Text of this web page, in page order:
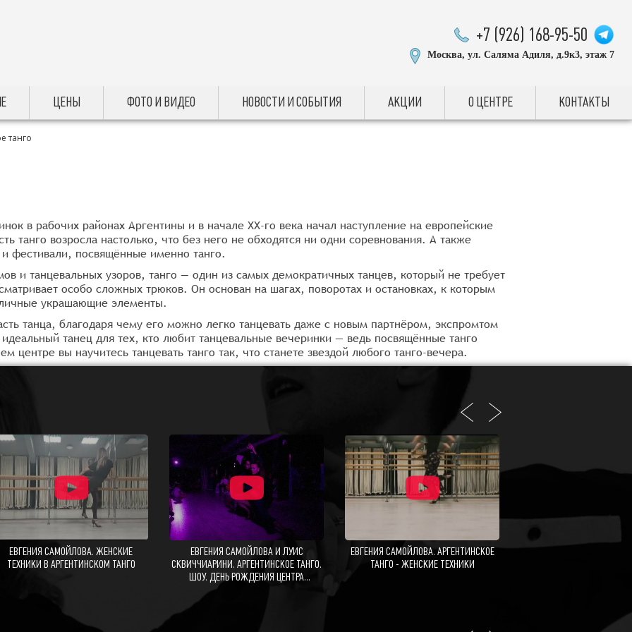
+7 (926) 168-95-50
Москва, ул. Саляма Адиля, д.9к3, этаж 7
ЦЕНЫ ФОТО И ВИДЕО НОВОСТИ И СОБЫТИЯ АКЦИИ О ЦЕНТРЕ КОНТАКТЫ
танго
в рабочих районах Аргентины и в начале ХХ-го века начал наступление на европейские
танго возросла настолько, что без него не обходятся ни одни соревнования. А также
фестивали, посвящённые именно танго.
и танцевальных узоров, танго — один из самых демократичных танцев, который не требует
особо сложных трюков. Он основан на шагах, поворотах и остановках, к которым
украшающие элементы.
танца, благодаря чему его можно легко танцевать даже с новым партнёром, экспромтом
танец для тех, кто любит танцевальные вечеринки — ведь посвящённые танго
центре вы научитесь танцевать танго так, что станете звездой любого танго-вечера.
ЕВГЕНИЯ САМОЙЛОВА. ЖЕНСКИЕ
ТЕХНИКИ В АРГЕНТИНСКОМ ТАНГО
ЕВГЕНИЯ САМОЙЛОВА И ЛУИС
СКВИЧЧИАРИНИ. АРГЕНТИНСКОЕ ТАНГО.
ШОУ. ДЕНЬ РОЖДЕНИЯ ЦЕНТРА
ЕВГЕНИЯ САМОЙЛОВА. АРГЕНТИНСКОЕ
ТАНГО - ЖЕНСКИЕ ТЕХНИКИ